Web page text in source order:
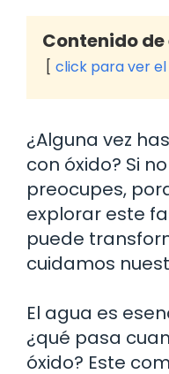
Contenido
click para ver
¿Alguna vez
con óxido? Si
preocupes,
explorar este
puede
cuidamos
El agua es
¿qué pasa
óxido? Este